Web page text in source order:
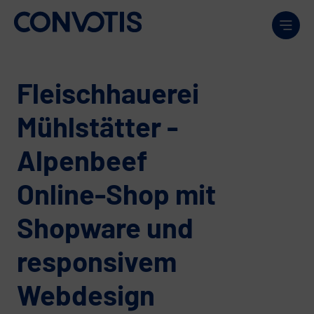
Weiter zum Inhalt
Fleischhauerei
Mühlstätter -
Alpenbeef
Online-Shop mit
Shopware und
responsivem
Webdesign